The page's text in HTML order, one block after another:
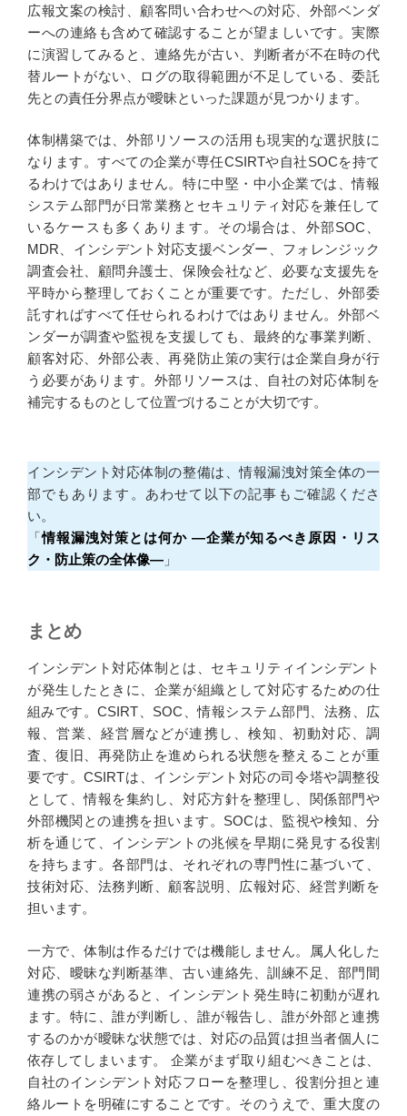
広報文案の検討、顧客問い合わせへの対応、外部ベンダ
ーへの連絡も含めて確認することが望ましいです。実際
に演習してみると、連絡先が古い、判断者が不在時の代
替ルートがない、ログの取得範囲が不足している、委託
先との責任分界点が曖昧といった課題が見つかります。
体制構築では、外部リソースの活用も現実的な選択肢に
なります。すべての企業が専任CSIRTや自社SOCを持て
るわけではありません。特に中堅・中小企業では、情報
システム部門が日常業務とセキュリティ対応を兼任して
いるケースも多くあります。その場合は、外部SOC、
MDR、インシデント対応支援ベンダー、フォレンジック
調査会社、顧問弁護士、保険会社など、必要な支援先を
平時から整理しておくことが重要です。ただし、外部委
託すればすべて任せられるわけではありません。外部ベ
ンダーが調査や監視を支援しても、最終的な事業判断、
顧客対応、外部公表、再発防止策の実行は企業自身が行
う必要があります。外部リソースは、自社の対応体制を
補完するものとして位置づけることが大切です。
インシデント対応体制の整備は、情報漏洩対策全体の一
部でもあります。あわせて以下の記事もご確認くださ
い。
「情報漏洩対策とは何か ―企業が知るべき原因・リス
ク・防止策の全体像― 」
まとめ
インシデント対応体制とは、セキュリティインシデント
が発生したときに、企業が組織として対応するための仕
組みです。CSIRT、SOC、情報システム部門、法務、広
報、営業、経営層などが連携し、検知、初動対応、調
査、復旧、再発防止を進められる状態を整えることが重
要です。CSIRTは、インシデント対応の司令塔や調整役
として、情報を集約し、対応方針を整理し、関係部門や
外部機関との連携を担います。SOCは、監視や検知、分
析を通じて、インシデントの兆候を早期に発見する役割
を持ちます。各部門は、それぞれの専門性に基づいて、
技術対応、法務判断、顧客説明、広報対応、経営判断を
担います。
一方で、体制は作るだけでは機能しません。属人化した
対応、曖昧な判断基準、古い連絡先、訓練不足、部門間
連携の弱さがあると、インシデント発生時に初動が遅れ
ます。特に、誰が判断し、誰が報告し、誰が外部と連携
するのかが曖昧な状態では、対応の品質は担当者個人に
依存してしまいます。 企業がまず取り組むべきことは、
自社のインシデント対応フローを整理し、役割分担と連
絡ルートを明確にすることです。そのうえで、重大度の